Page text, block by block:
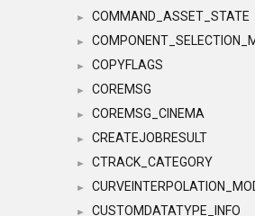
► COMMAND_ASSET_STATE
►
► COPYFLAGS
► COREMSG
► COREMSG_CINEMA
► CREATEJOBRESULT
► CTRACK_CATEGORY
►
► CUSTOMDATATYPE_INFO